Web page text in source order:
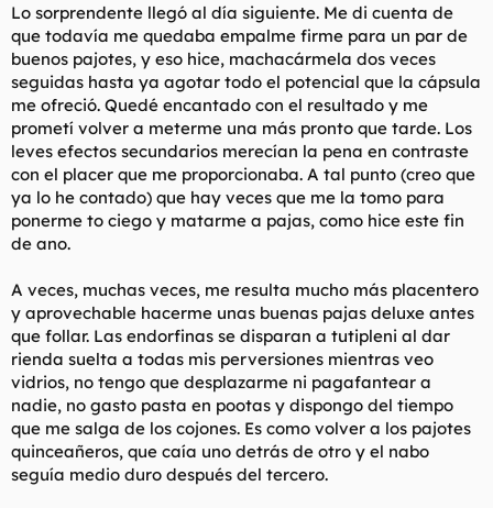
Lo sorprendente llegó al día siguiente. Me di cuenta de
que todavía me quedaba empalme firme para un par de
buenos pajotes, y eso hice, machacármela dos veces
seguidas hasta ya agotar todo el potencial que la cápsula
me ofreció. Quedé encantado con el resultado y me
prometí volver a meterme una más pronto que tarde. Los
leves efectos secundarios merecían la pena en contraste
con el placer que me proporcionaba. A tal punto (creo que
ya lo he contado) que hay veces que me la tomo para
ponerme to ciego y matarme a pajas, como hice este fin
de ano.
A veces, muchas veces, me resulta mucho más placentero
y aprovechable hacerme unas buenas pajas deluxe antes
que follar. Las endorfinas se disparan a tutipleni al dar
rienda suelta a todas mis perversiones mientras veo
vidrios, no tengo que desplazarme ni pagafantear a
nadie, no gasto pasta en pootas y dispongo del tiempo
que me salga de los cojones. Es como volver a los pajotes
quinceañeros, que caía uno detrás de otro y el nabo
seguía medio duro después del tercero.